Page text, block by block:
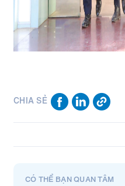
CHIA SẺ
CÓ THỂ BẠN QUAN TÂM